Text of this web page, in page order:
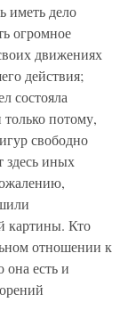
иметь дело
огромное
движениях
действия;
состояла
потому,
свободно
здесь иных
картины. Кто
отношении к
она есть и